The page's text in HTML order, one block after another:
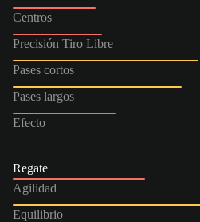
Centros
Precisión Tiro Libre
Pases cortos
Pases largos
Efecto
Regate
Agilidad
Equilibrio